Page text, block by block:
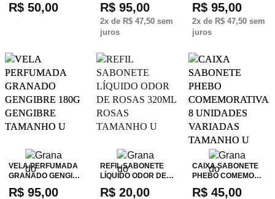
R$ 50,00 R$ 95,00
2x de R$ 47,50 sem
juros
R$ 95,00
2x de R$ 47,50sem
juros
VELA PERFUMADA
GRANADO GENGI…
R$ 95,00
REFIL SABONETE
LÍQUIDO ODOR DE…
R$ 20,00
CAIXA SABONETE
PHEBO COMEMO…
R$ 45,00